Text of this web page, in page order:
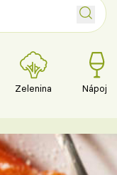
Zelenina Nápoje